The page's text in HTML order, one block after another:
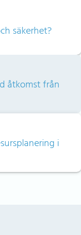
säkerhet?
åtkomst från
i